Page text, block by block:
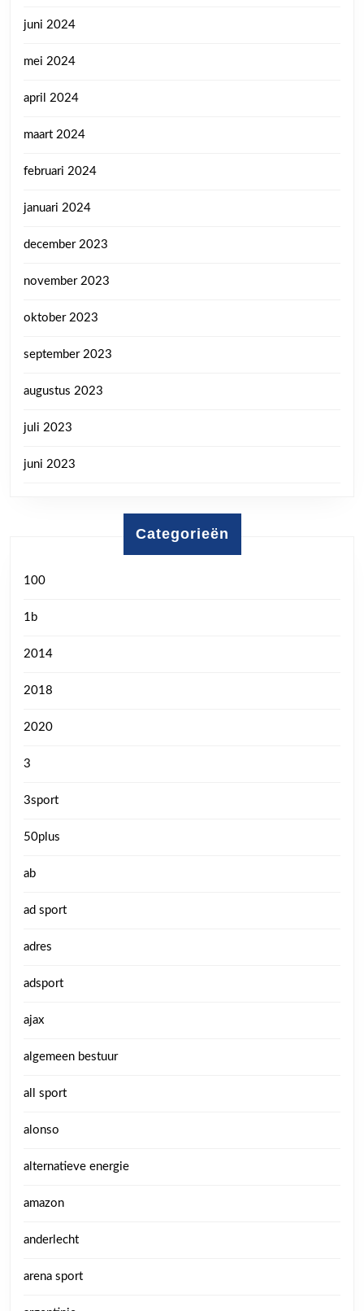
juni 2024
mei 2024
april 2024
maart 2024
februari 2024
januari 2024
december 2023
november 2023
oktober 2023
september 2023
augustus 2023
juli 2023
juni 2023
Categorieën
100
1b
2014
2018
2020
3
3sport
50plus
ab
ad sport
adres
adsport
ajax
algemeen bestuur
all sport
alonso
alternatieve energie
amazon
anderlecht
arena sport